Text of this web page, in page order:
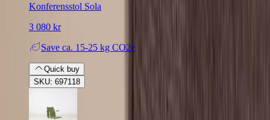
Konferensstol Sola
3 080 kr
Save ca. 15-25 kg CO2e
Quick buy
SKU: 697118